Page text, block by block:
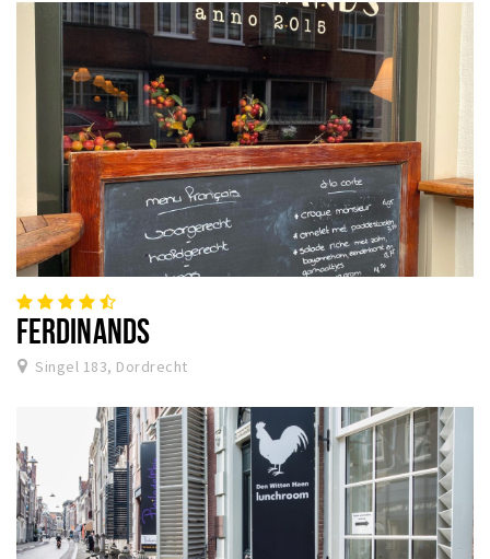
FERDINANDS
Singel 183, Dordrecht